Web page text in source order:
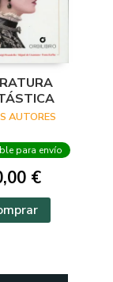
AUTORES
para envío
€